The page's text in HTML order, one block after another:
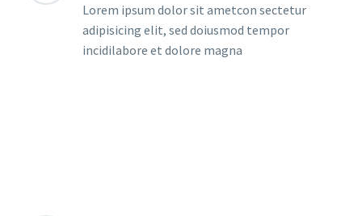
Lorem ipsum dolor sit ametcon sectetur
adipisicing elit, sed doiusmod tempor
incidilabore et dolore magna